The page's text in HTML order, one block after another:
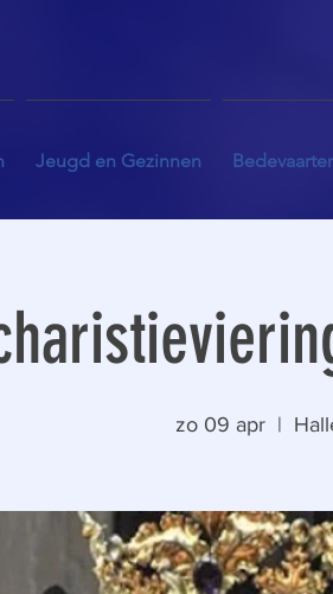
Jeugd en Gezinnen
zo 09 apr
  |